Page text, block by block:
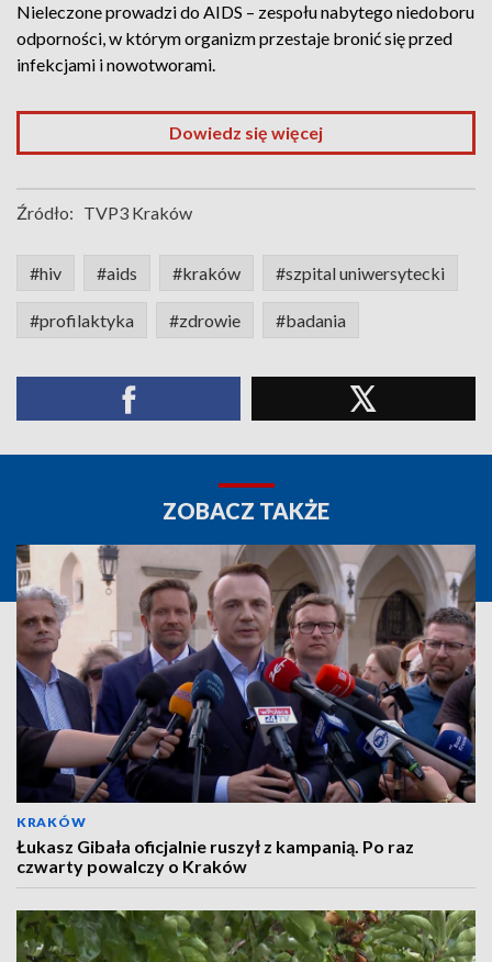
Nieleczone prowadzi do AIDS – zespołu nabytego niedoboru
odporności, w którym organizm przestaje bronić się przed
infekcjami i nowotworami.
Dowiedz się więcej
Źródło: TVP3 Kraków
#hiv #aids #kraków #szpital uniwersytecki
#profilaktyka #zdrowie #badania
ZOBACZ TAKŻE
KRAKÓW
Łukasz Gibała oficjalnie ruszył z kampanią. Po raz
czwarty powalczy o Kraków